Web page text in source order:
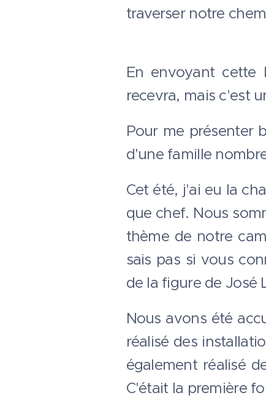
traverser notre
En envoyant cette
recevra, mais c'est
Pour me présenter
d'une famille
Cet été, j'ai eu la
que chef. Nous
thème de notre
sais pas si vous
de la figure de José
Nous avons été
réalisé des
également réalisé
C'était la première